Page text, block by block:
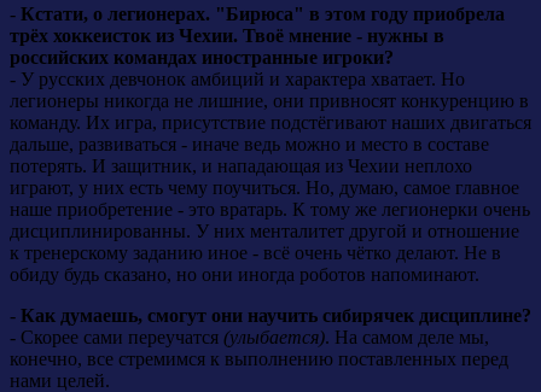
- Кстати, о легионерах. "Бирюса" в этом году приобрела
трёх хоккеисток из Чехии. Твоё мнение - нужны в
российских командах иностранные игроки?
- У русских девчонок амбиций и характера хватает. Но
легионеры никогда не лишние, они привносят конкуренцию в
команду. Их игра, присутствие подстёгивают наших двигаться
дальше, развиваться - иначе ведь можно и место в составе
потерять. И защитник, и нападающая из Чехии неплохо
играют, у них есть чему поучиться. Но, думаю, самое главное
наше приобретение - это вратарь. К тому же легионерки очень
дисциплинированны. У них менталитет другой и отношение
к тренерскому заданию иное - всё очень чётко делают. Не в
обиду будь сказано, но они иногда роботов напоминают.
- Как думаешь, смогут они научить сибирячек дисциплине?
- Скорее сами переучатся (улыбается). На самом деле мы,
конечно, все стремимся к выполнению поставленных перед
нами целей.